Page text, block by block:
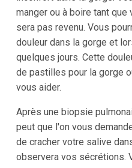
manger ou à boire tant
sera pas revenu. Vous
douleur dans la gorge et
quelques jours. Cette
de pastilles pour la gorge
vous aider.
Après une biopsie
peut que l'on vous
de cracher votre salive
observera vos sécrétions.